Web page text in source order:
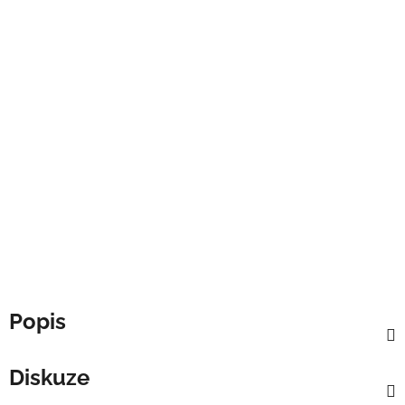
Popis
Diskuze